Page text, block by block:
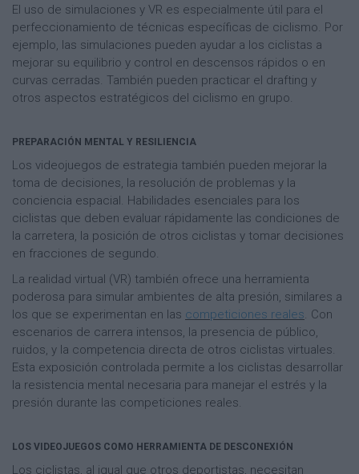
El uso de simulaciones y VR es especialmente útil para el
perfeccionamiento de técnicas específicas de ciclismo. Por
ejemplo, las simulaciones pueden ayudar a los ciclistas a
mejorar su equilibrio y control en descensos rápidos o en
curvas cerradas. También pueden practicar el drafting y
otros aspectos estratégicos del ciclismo en grupo.
PREPARACIÓN MENTAL Y RESILIENCIA
Los videojuegos de estrategia también pueden mejorar la
toma de decisiones, la resolución de problemas y la
conciencia espacial. Habilidades esenciales para los
ciclistas que deben evaluar rápidamente las condiciones de
la carretera, la posición de otros ciclistas y tomar decisiones
en fracciones de segundo.
La realidad virtual (VR) también ofrece una herramienta
poderosa para simular ambientes de alta presión, similares a
los que se experimentan en las competiciones reales. Con
escenarios de carrera intensos, la presencia de público,
ruidos, y la competencia directa de otros ciclistas virtuales.
Esta exposición controlada permite a los ciclistas desarrollar
la resistencia mental necesaria para manejar el estrés y la
presión durante las competiciones reales.
LOS VIDEOJUEGOS COMO HERRAMIENTA DE DESCONEXIÓN
Los ciclistas, al igual que otros deportistas, necesitan